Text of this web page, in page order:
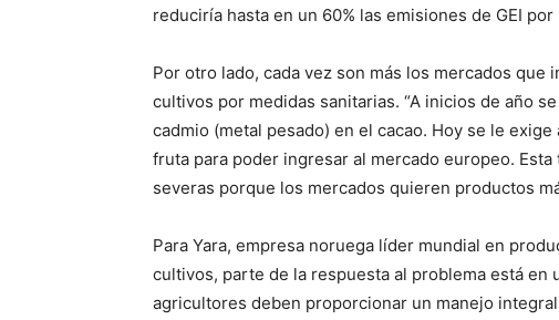
reduciría hasta en un 60% las emisiones de GEI
Por otro lado, cada vez son más los mercados
cultivos por medidas sanitarias. “A inicios de año
cadmio (metal pesado) en el cacao. Hoy se le
fruta para poder ingresar al mercado europeo.
severas porque los mercados quieren productos
Para Yara, empresa noruega líder mundial en
cultivos, parte de la respuesta al problema está en
agricultores deben proporcionar un manejo